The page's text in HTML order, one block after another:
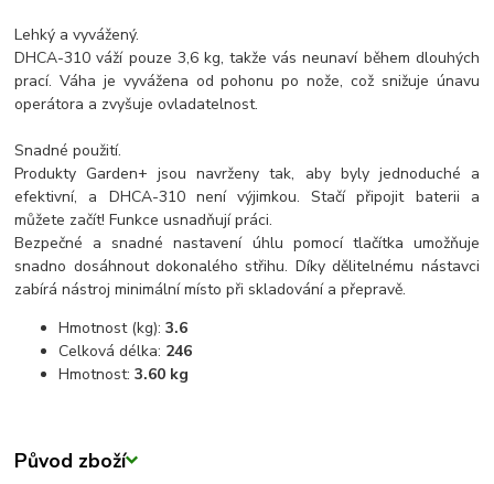
Lehký a vyvážený.
DHCA-310 váží pouze 3,6 kg, takže vás neunaví během dlouhých
prací. Váha je vyvážena od pohonu po nože, což snižuje únavu
operátora a zvyšuje ovladatelnost.
Snadné použití.
Produkty Garden+ jsou navrženy tak, aby byly jednoduché a
efektivní, a DHCA-310 není výjimkou. Stačí připojit baterii a
můžete začít! Funkce usnadňují práci.
Bezpečné a snadné nastavení úhlu pomocí tlačítka umožňuje
snadno dosáhnout dokonalého střihu. Díky dělitelnému nástavci
zabírá nástroj minimální místo při skladování a přepravě.
Hmotnost (kg):3.6
Celková délka: 246
Hmotnost:3.60 kg
Původ zboží